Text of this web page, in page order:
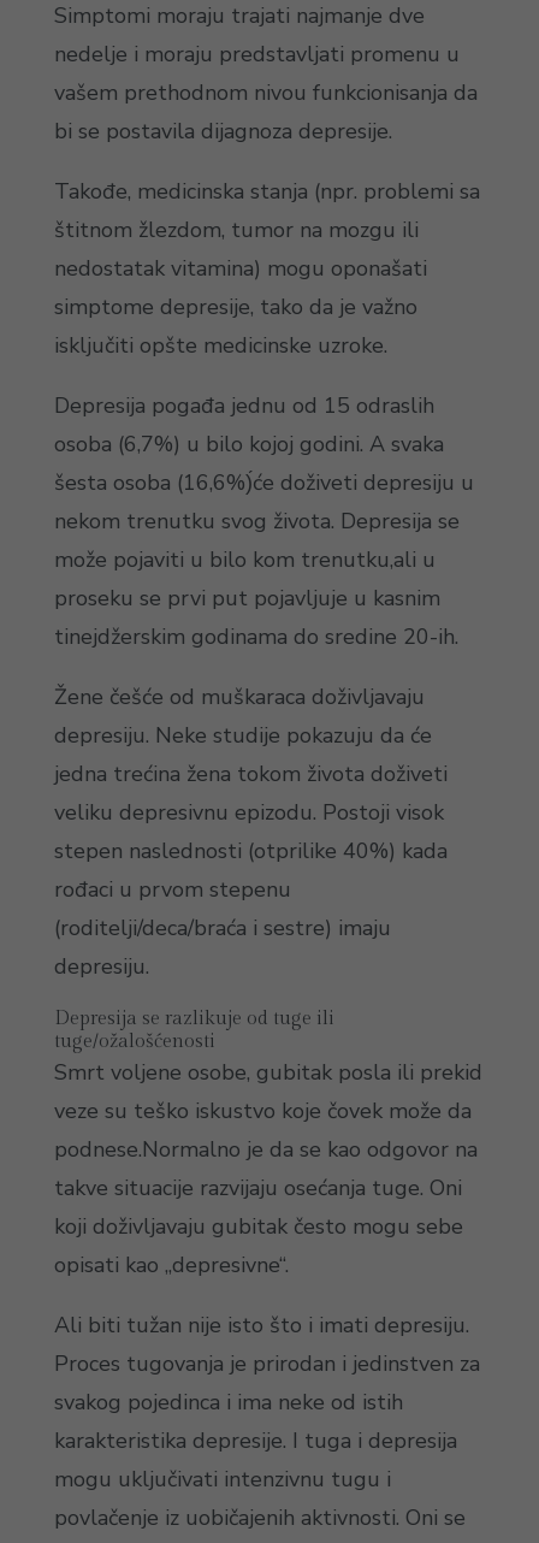
Simptomi moraju trajati najmanje dve
nedelje i moraju predstavljati promenu u
vašem prethodnom nivou funkcionisanja da
bi se postavila dijagnoza depresije.
Takođe, medicinska stanja (npr. problemi sa
štitnom žlezdom, tumor na mozgu ili
nedostatak vitamina) mogu oponašati
simptome depresije, tako da je važno
isključiti opšte medicinske uzroke.
Depresija pogađa jednu od 15 odraslih
osoba (6,7%) u bilo kojoj godini. A svaka
šesta osoba (16,6%)́će doživeti depresiju u
nekom trenutku svog života. Depresija se
može pojaviti u bilo kom trenutku,ali u
proseku se prvi put pojavljuje u kasnim
tinejdžerskim godinama do sredine 20-ih.
Žene češće od muškaraca doživljavaju
depresiju. Neke studije pokazuju da će
jedna trećina žena tokom života doživeti
veliku depresivnu epizodu. Postoji visok
stepen naslednosti (otprilike 40%) kada
rođaci u prvom stepenu
(roditelji/deca/braća i sestre) imaju
depresiju.
Depresija se razlikuje od tuge ili
tuge/ožalošćenosti
Smrt voljene osobe, gubitak posla ili prekid
veze su teško iskustvo koje čovek može da
podnese.Normalno je da se kao odgovor na
takve situacije razvijaju osećanja tuge. Oni
koji doživljavaju gubitak često mogu sebe
opisati kao „depresivne“.
Ali biti tužan nije isto što i imati depresiju.
Proces tugovanja je prirodan i jedinstven za
svakog pojedinca i ima neke od istih
karakteristika depresije. I tuga i depresija
mogu uključivati intenzivnu tugu i
povlačenje iz uobičajenih aktivnosti. Oni se